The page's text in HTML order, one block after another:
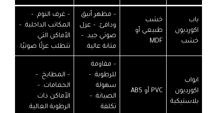
باب
اكورديون
خشب
خشب
طبيعي أو
MDF
– مظهر أنيق
ودافئ. – عزل
صوتي جيد. –
متانة عالية.
– غرف النوم. –
المكاتب الداخلية. –
الأماكن التي
تتطلب عزلًا صوتيًا.
ابواب
اكورديون
بلاستيكية
PVC أو ABS
– مقاومة
للرطوبة. –
سهولة
الصيانة. –
تكلفة
– المطابخ. –
الحمامات. –
الأماكن ذات
الرطوبة العالية.